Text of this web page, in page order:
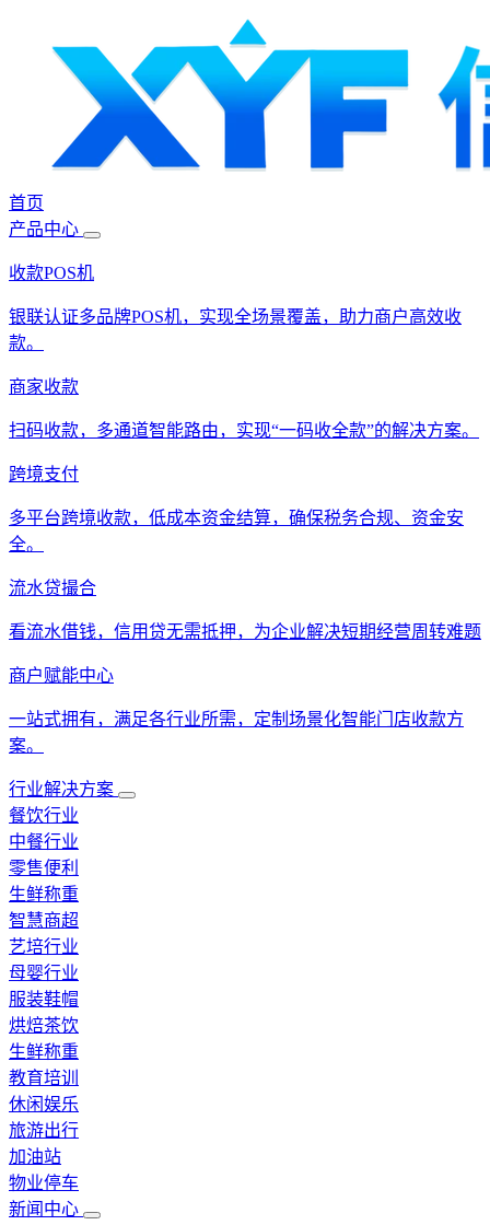
首页
产品中心
收款POS机
银联认证多品牌POS机，实现全场景覆盖，助力商户高效收
款。
商家收款
扫码收款，多通道智能路由，实现“一码收全款”的解决方案。
跨境支付
多平台跨境收款，低成本资金结算，确保税务合规、资金安
全。
流水贷撮合
看流水借钱，信用贷无需抵押，为企业解决短期经营周转难题
商户赋能中心
一站式拥有，满足各行业所需，定制场景化智能门店收款方
案。
行业解决方案
餐饮行业
中餐行业
零售便利
生鲜称重
智慧商超
艺培行业
母婴行业
服装鞋帽
烘焙茶饮
生鲜称重
教育培训
休闲娱乐
旅游出行
加油站
物业停车
新闻中心